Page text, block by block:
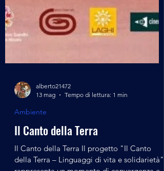
alberto21472
Il Canto della Terra